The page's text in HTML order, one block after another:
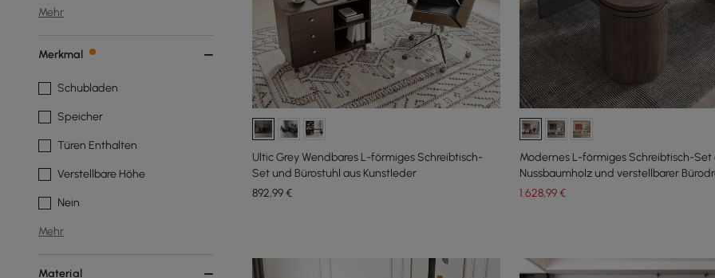
Mehr
Merkmal
Schubladen
Speicher
Türen Enthalten
Verstellbare Höhe
Nein
Mehr
Material
Ultic Grey Wendbares L-förmiges Schreibtisch-
Set und Bürostuhl aus Kunstleder
892,99€
Modernes L-förmiges Schreibtisch-Set
Nussbaumholz und verstellbarer
aus Leder
1.628,99€